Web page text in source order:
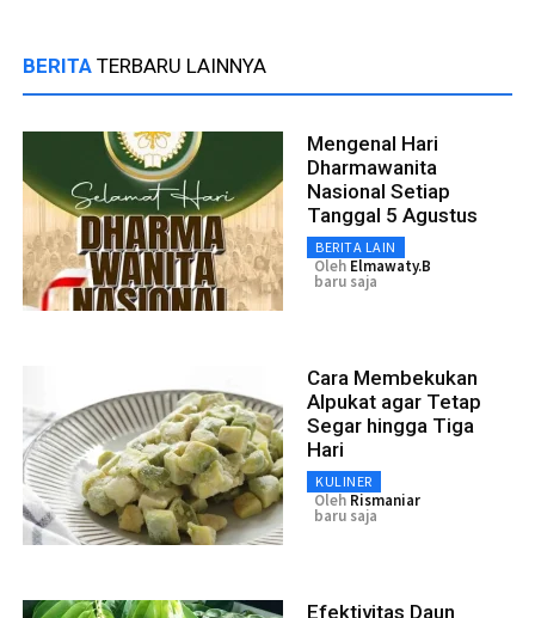
BERITA TERBARU LAINNYA
Mengenal Hari
Dharmawanita
Nasional Setiap
Tanggal 5 Agustus
BERITA LAIN
Oleh Elmawaty.B
baru saja
Cara Membekukan
Alpukat agar Tetap
Segar hingga Tiga
Hari
KULINER
Oleh Rismaniar
baru saja
Efektivitas Daun